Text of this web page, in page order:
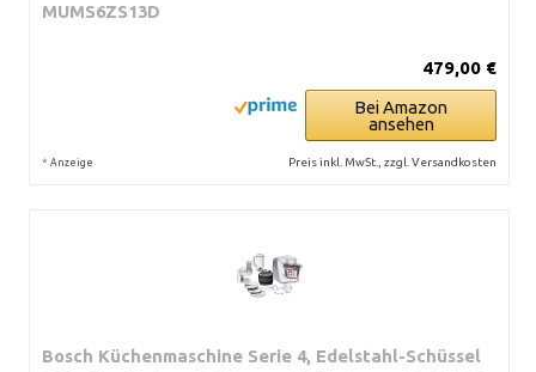
MUMS6ZS13D
479,00 €
Bei Amazon
ansehen
* Anzeige Preis inkl. MwSt., zzgl. Versandkosten
Bosch Küchenmaschine Serie 4, Edelstahl-Schüssel